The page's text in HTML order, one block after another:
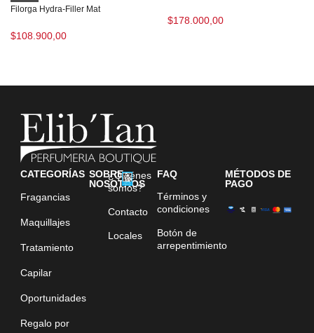
Filorga Hydra-Filler Mat
$108.900,00
$178.000,00
CATEGORÍAS
Fragancias
Maquillajes
Tratamiento
Capilar
Oportunidades
Regalo por
SOBRE
NOSOTROS
¿Quiénes
somos?
Contacto
Locales
FAQ
Términos y
condiciones
Botón de
arrepentimiento
MÉTODOS DE
PAGO